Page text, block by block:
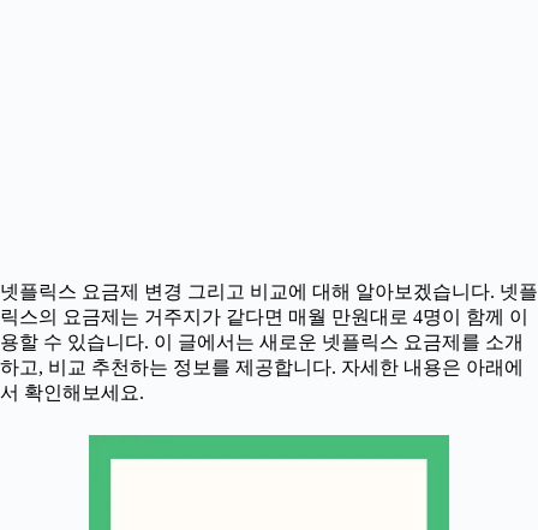
넷플릭스 요금제 변경 그리고 비교에 대해 알아보겠습니다. 넷플
릭스의 요금제는 거주지가 같다면 매월 만원대로 4명이 함께 이
용할 수 있습니다. 이 글에서는 새로운 넷플릭스 요금제를 소개
하고, 비교 추천하는 정보를 제공합니다. 자세한 내용은 아래에
서 확인해보세요.